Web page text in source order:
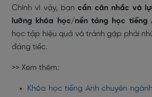
Chính vì vậy, bạncần cân nhắc và
lưỡng khóa học/nền tảng học tiếng
học tập hiệu quả và tránh gặp phải
đáng tiếc.
>> Xem thêm:
Khóa học tiếng Anh chuyên